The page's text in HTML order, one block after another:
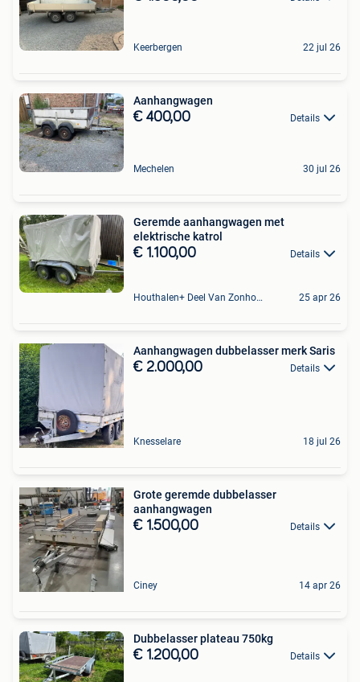
Keerbergen 22 jul 26
Aanhangwagen
€ 400,00 Details
Mechelen 30 jul 26
Geremde aanhangwagen met
elektrische katrol
€ 1.100,00 Details
Houthalen+ Deel Van Zonhoven En Zolder 25 apr 26
Aanhangwagen dubbelasser merk Saris
€ 2.000,00 Details
Knesselare 18 jul 26
Grote geremde dubbelasser
aanhangwagen
€ 1.500,00 Details
Ciney 14 apr 26
Dubbelasser plateau 750kg
€ 1.200,00 Details